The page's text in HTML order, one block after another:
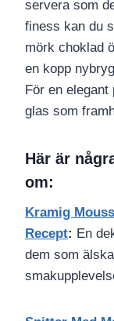
servera som
finess kan du
mörk choklad
en kopp
För en elegant
glas som
Här är
om:
Kramig
Recept: En
dem som